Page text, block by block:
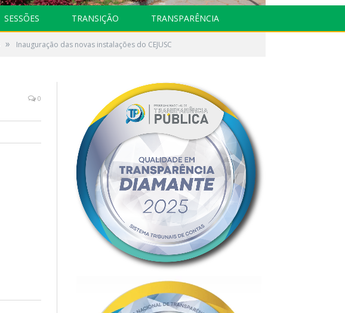
SESSÕES TRANSIÇÃO TRANSPARÊNCIA
» Inauguração das novas instalações do CEJUSC
0